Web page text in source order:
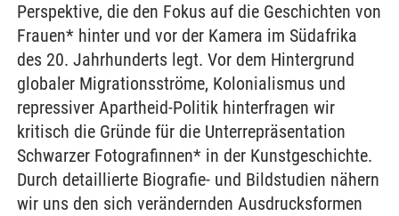
Perspektive, die den Fokus auf die Geschichten von
Frauen* hinter und vor der Kamera im Südafrika
des 20. Jahrhunderts legt. Vor dem Hintergrund
globaler Migrationsströme, Kolonialismus und
repressiver Apartheid-Politik hinterfragen wir
kritisch die Gründe für die Unterrepräsentation
Schwarzer Fotografinnen* in der Kunstgeschichte.
Durch detaillierte Biografie- und Bildstudien nähern
wir uns den sich verändernden Ausdrucksformen